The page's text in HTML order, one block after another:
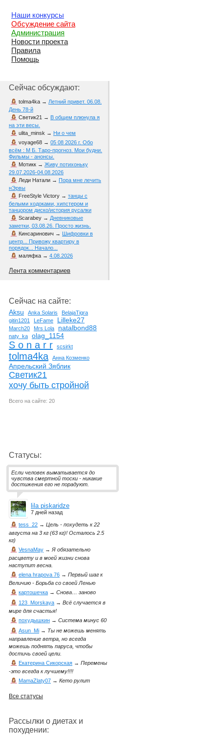
Наши конкурсы
Обсуждение сайта
Администрация
Новости проекта
Правила
Помощь
Сейчас обсуждают:
tolma4ka → Летний привет. 06.08.
День 78-й
Светик21 → В общем плюнула я
на эти весы.
ulita_minsk → Ни о чем
voyage68 → 05 08 2026 г. Обо
всём : М Б. Таро-прогноз. Мои будни.
Фильмы - анонсы.
Мотикк → Живу потихоньку
29.07.2026-04.08.2026
Леди Натали → Пора мне лечить
нЭрвы
FreeStyle Victory → танцы с
белыми ходоками, хипстером и
танцором диско/история русалки
Scarabey → Дневниковые
заметки, 03.08.26. Просто жизнь.
Кинсаринович → Шифровки в
центр... Привожу квартиру в
порядок... Начало...
маляфка → 4.08.2026
Лента комментариев
Сейчас на сайте:
Aksu Anka Solaris
BelajaTigra
gitin1201
LeFame Lilleke27
March20 Mrs Lola natalbond88
naty_ka olag_1154
S o n a r r scsirkt
tolma4ka Анна Козменко
Апрельский Зяблик
Светик21
хочу быть стройной
Всего на сайте: 20
Статусы:
Если человек выматывается до
чувства смертной тоски - никакие
достижения его не порадуют.
lila piskaridze
7 дней назад
tess_22 → Цель - похудеть к 22
августа на 3 кг (63 кг)! Осталось 2.5
кг)
VesnaMay →Я обязательно
расцвету и в моей жизни снова
наступит весна.
elena hrapova 76 → Первый шаг к
Величию - Борьба со своей Ленью
картошечка → Снова… заново
123_Morskaya → Всё случается в
мире для счастья!
похудышкин → Система минус 60
Asun_Mi → Ты не можешь менять
направление ветра, но всегда
можешь поднять паруса, чтобы
достичь своей цели.
Екатерина Сикорская → Перемены
-это всегда к лучшему!!!!
MamaZlaty07 → Кето рулит
Все статусы
Рассылки о диетах и
похудении: